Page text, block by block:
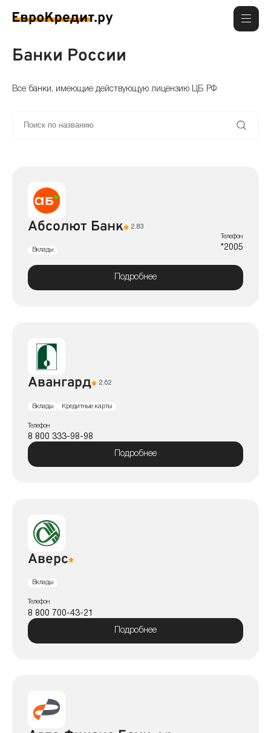
Банки России
Все банки, имеющие действующую лицензию ЦБ РФ
Абсолют Банк 2.83
Вклады
Телефон
*2005
Подробнее
Авангард 2.62
Вклады Кредитные карты
Телефон
8 800 333-98-98
Подробнее
Аверс
Вклады
Телефон
8 800 700-43-21
Подробнее